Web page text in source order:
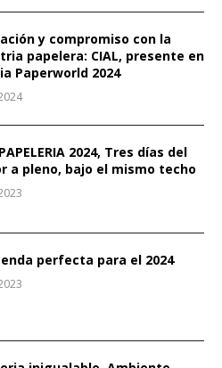
y compromiso con la
papelera: CIAL, presente en
Paperworld 2024
2024, Tres días del
a pleno, bajo el mismo techo
perfecta para el 2024